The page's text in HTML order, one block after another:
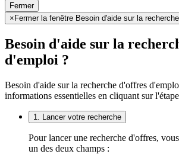
Fermer
× Fermer la fenêtre Besoin d'aide sur la
Besoin d'aide sur la
d'emploi ?
Besoin d'aide sur la recherche d'offres
informations essentielles en cliquant sur
1. Lancer votre recherche
Pour lancer une recherche d'offres,
un des deux champs :